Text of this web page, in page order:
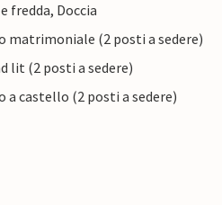
fredda, Doccia
matrimoniale (2 posti a sedere)
lit (2 posti a sedere)
a castello (2 posti a sedere)